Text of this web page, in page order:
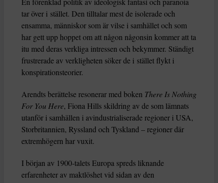
tar över i stället. Den tilltalar mest de isolerade och
ensamma, människor som är vilse i samhället och som
har gett upp hoppet om att någon någonsin kommer att ta
itu med deras verkliga intressen och bekymmer. Ständigt
frustrerade av verkligheten söker de i stället flykt i
konspirationsteorier.
Arendts berättelse resonerar med boken There Is Nothing
For You Here, Fiona Hills skildring av de som lämnats
utanför i samhällen i avindustrialiserade regioner i USA,
Storbritannien, Ryssland och Tyskland – regioner där
extremhögern har vuxit.
I början av 1900-talets Europa spreds liknande
erfarenheter av maktlöshet vid sidan av den